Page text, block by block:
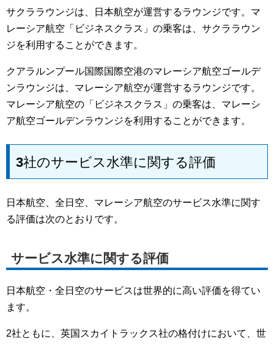
サクララウンジは、日本航空が運営するラウンジです。マ
レーシア航空「ビジネスクラス」の乗客は、サクララウン
ジを利用することができます。
クアラルンプール国際国際空港のマレーシア航空ゴールデ
ンラウンジは、マレーシア航空が運営するラウンジです。
マレーシア航空の「ビジネスクラス」の乗客は、マレーシ
ア航空ゴールデンラウンジを利用することができます。
3社のサービス水準に関する評価
日本航空、全日空、マレーシア航空のサービス水準に関す
る評価は次のとおりです。
サービス水準に関する評価
日本航空・全日空のサービスは世界的に高い評価を得てい
ます。
2社ともに、英国スカイトラックス社の格付けにおいて、世